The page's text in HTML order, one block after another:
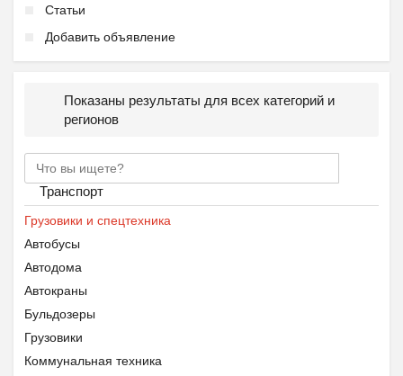
Статьи
Добавить объявление
Показаны результаты для всех категорий и
регионов
Транспорт
Грузовики и спецтехника
Автобусы
Автодома
Автокраны
Бульдозеры
Грузовики
Коммунальная техника